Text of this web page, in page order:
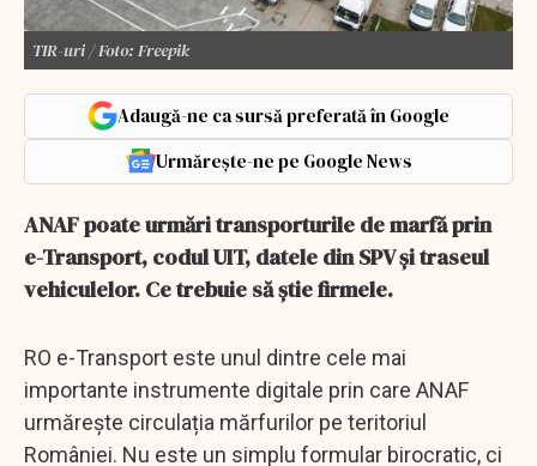
TIR-uri / Foto: Freepik
Adaugă-ne ca sursă preferată în Google
Urmărește-ne pe Google News
ANAF poate urmări transporturile de marfă prin
e-Transport, codul UIT, datele din SPV și traseul
vehiculelor. Ce trebuie să știe firmele.
RO e-Transport este unul dintre cele mai
importante instrumente digitale prin care ANAF
urmărește circulația mărfurilor pe teritoriul
României. Nu este un simplu formular birocratic, ci